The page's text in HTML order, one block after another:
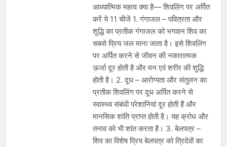
आध्यात्मिक महत्व क्या है— शिवलिंग पर अर्पित
करें ये 11 चीजें 1. गंगाजल – पवित्रता और
शुद्धि का प्रतीक गंगाजल को भगवान शिव का
सबसे प्रिय जल माना जाता है। इसे शिवलिंग
पर अर्पित करने से जीवन की नकारात्मक
ऊर्जा दूर होती है और मन एवं शरीर की शुद्धि
होती है। 2. दूध – आरोग्यता और संतुलन का
प्रतीक शिवलिंग पर दूध अर्पित करने से
स्वास्थ्य संबंधी परेशानियां दूर होती हैं और
मानसिक शांति प्राप्त होती है। यह क्रोध और
तनाव को भी शांत करता है। 3. बेलपत्र –
शिव का विशेष प्रिय बेलपत्र को त्रिदेवों का